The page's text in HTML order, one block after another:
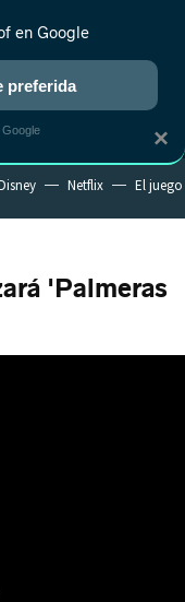
NUEVO
RANKINGS CINE
Netflix El
'Palmeras
×
en Google
preferida